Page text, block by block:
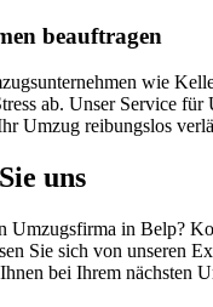
beauftragen
wie
ab. Unser Service für
Umzug reibungslos
uns
Umzugsfirma in Belp?
Sie sich von unseren
bei Ihrem nächsten